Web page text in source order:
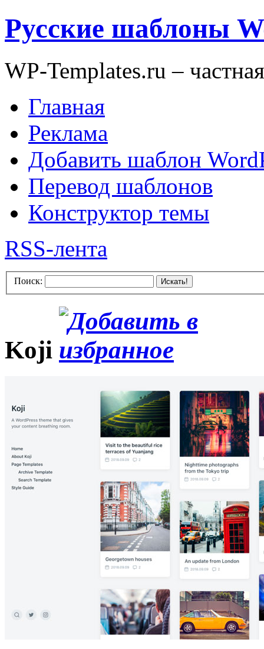
Русские шаблоны
WP-Templates.ru –
Главная
Реклама
Добавить шаблон
Перевод шаблонов
Конструктор темы
RSS-лента
Поиск: Искать!
Koji